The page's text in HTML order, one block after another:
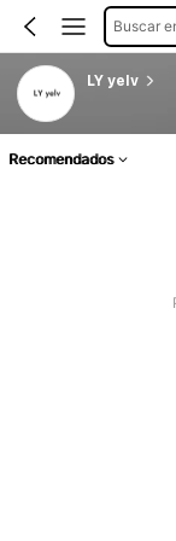
Buscar
LY yelv
Recomendados